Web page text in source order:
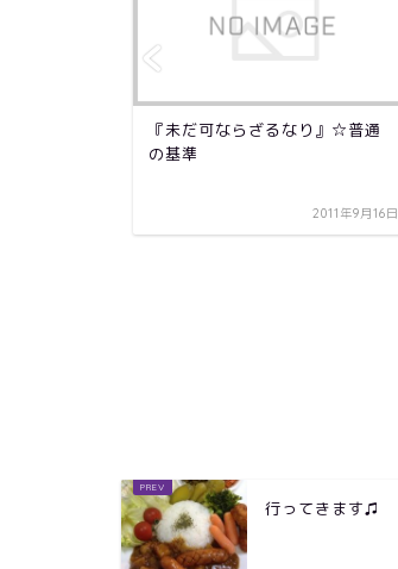
『未だ可ならざるなり』☆普通
の基準
2011年9月16日
行ってきます♫